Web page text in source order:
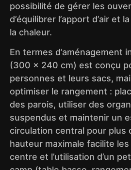
possibilité de gérer les
d’équilibrer l’apport d’air et
la chaleur.
En termes d’aménagement
(300 x 240 cm) est conçu
personnes et leurs sacs,
optimiser le rangement :
des parois, utiliser des
suspendus et maintenir un
circulation central pour plus
hauteur maximale facilite
centre et l’utilisation d’un